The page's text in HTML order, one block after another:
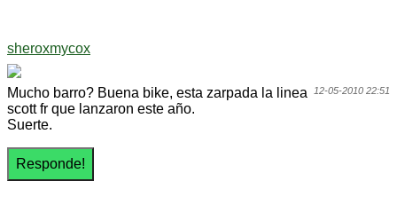
sheroxmycox
12-05-2010 22:51
Mucho barro? Buena bike, esta zarpada la linea
scott fr que lanzaron este año.
Suerte.